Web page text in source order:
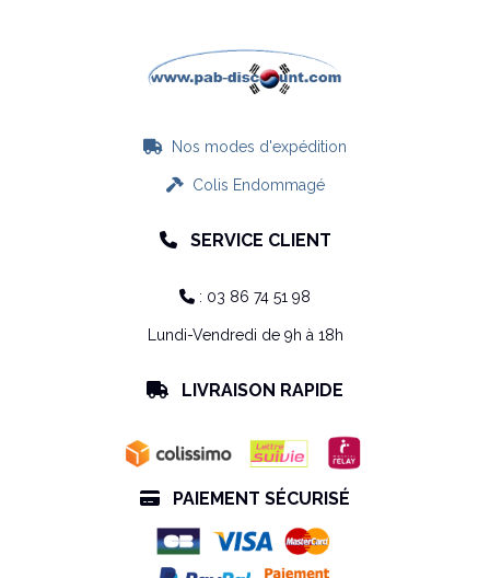
 Nos modes d'expédition
Colis Endommagé
 SERVICE CLIENT
 : 03 86 74 51 98
Lundi-Vendredi de 9h à 18h
 LIVRAISON RAPIDE
 PAIEMENT SÉCURISÉ